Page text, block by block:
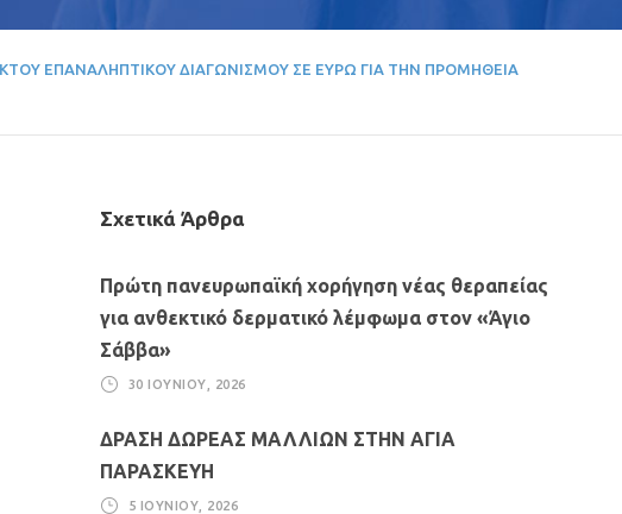
ΕΠΑΝΑΛΗΠΤΙΚΟΥ ΔΙΑΓΩΝΙΣΜΟΥ ΣΕ ΕΥΡΩ ΓΙΑ ΤΗΝ ΠΡΟΜΗΘΕΙΑ
Σχετικά Άρθρα
Πρώτη πανευρωπαϊκή χορήγηση νέας θεραπείας
για ανθεκτικό δερματικό λέμφωμα στον «Άγιο
Σάββα»
30 ΙΟΥΝΊΟΥ, 2026
ΔΡΑΣΗ ΔΩΡΕΑΣ ΜΑΛΛΙΩΝ ΣΤΗΝ ΑΓΙΑ
ΠΑΡΑΣΚΕΥΗ
5 ΙΟΥΝΊΟΥ, 2026